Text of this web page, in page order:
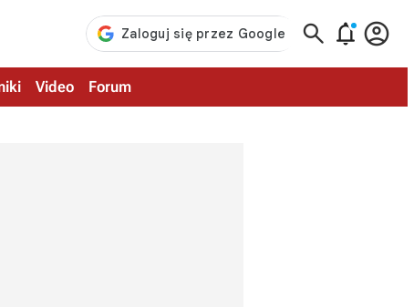
  
Video Forum